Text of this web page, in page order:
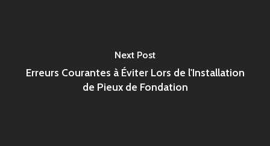
Next Post
Erreurs Courantes à Éviter Lors de l'Installation
de Pieux de Fondation